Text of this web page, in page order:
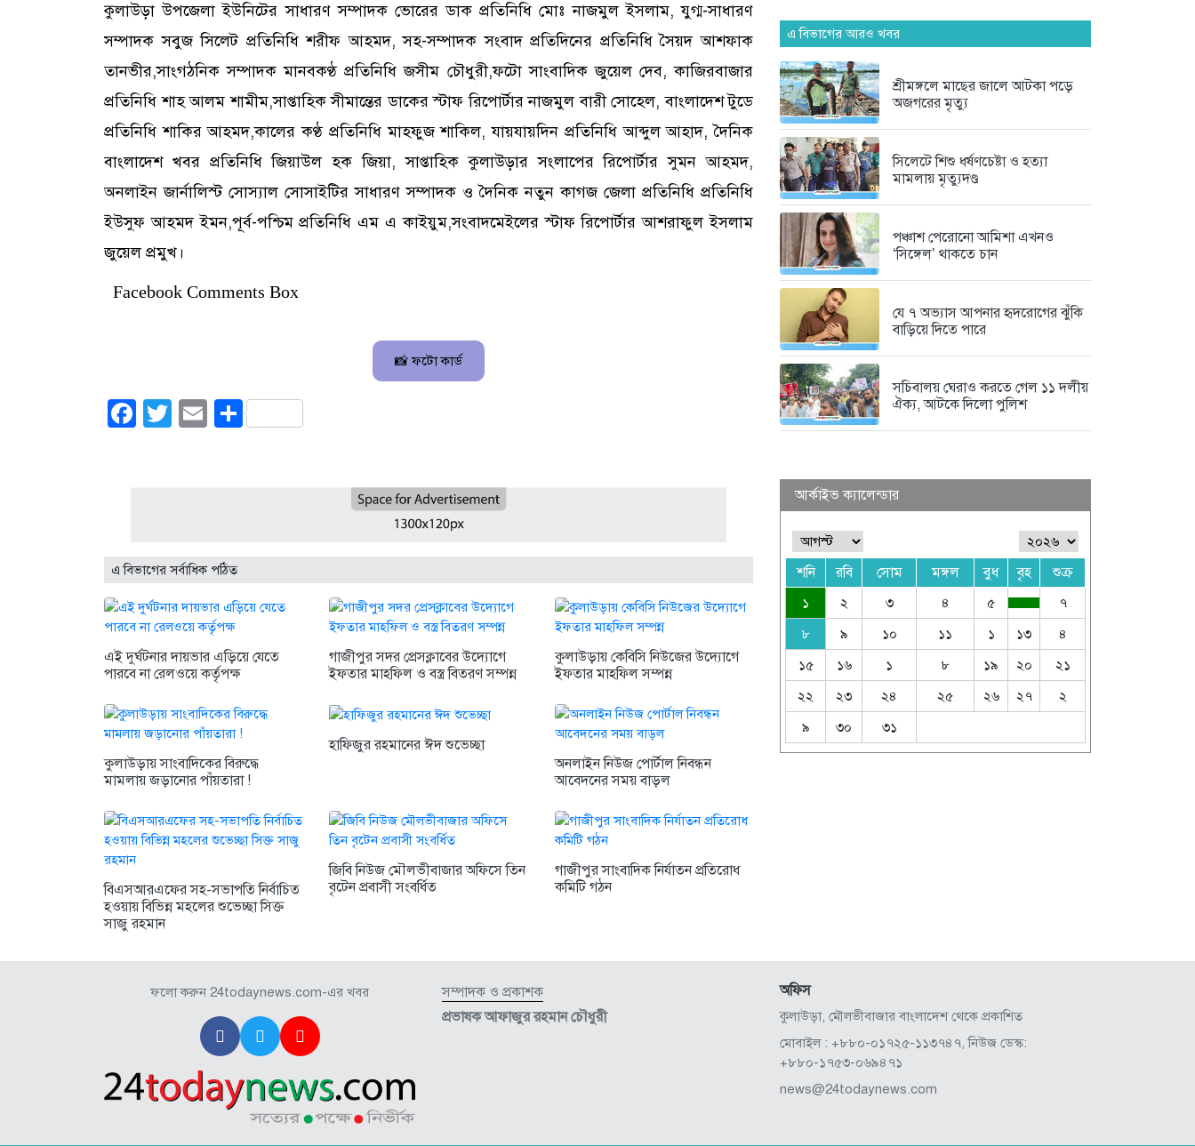
কুলাউড়া উপজেলা ইউনিটের সাধারণ সম্পাদক ভোরের ডাক প্রতিনিধি মোঃ নাজমুল ইসলাম, যুগ্ম-সাধারণ
সম্পাদক সবুজ সিলেট প্রতিনিধি শরীফ আহমদ, সহ-সম্পাদক সংবাদ প্রতিদিনের প্রতিনিধি সৈয়দ আশফাক
তানভীর,সাংগঠনিক সম্পাদক মানবকণ্ঠ প্রতিনিধি জসীম চৌধুরী,ফটো সাংবাদিক জুয়েল দেব, কাজিরবাজার
প্রতিনিধি শাহ আলম শামীম,সাপ্তাহিক সীমান্তের ডাকের স্টাফ রিপোর্টার নাজমুল বারী সোহেল, বাংলাদেশ টুডে
প্রতিনিধি শাকির আহমদ,কালের কণ্ঠ প্রতিনিধি মাহফুজ শাকিল, যায়যায়দিন প্রতিনিধি আব্দুল আহাদ, দৈনিক
বাংলাদেশ খবর প্রতিনিধি জিয়াউল হক জিয়া, সাপ্তাহিক কুলাউড়ার সংলাপের রিপোর্টার সুমন আহমদ,
অনলাইন জার্নালিস্ট সোস্যাল সোসাইটির সাধারণ সম্পাদক ও দৈনিক নতুন কাগজ জেলা প্রতিনিধি প্রতিনিধি
ইউসুফ আহমদ ইমন,পূর্ব-পশ্চিম প্রতিনিধি এম এ কাইয়ুম,সংবাদমেইলের স্টাফ রিপোর্টার আশরাফুল ইসলাম
জুয়েল প্রমুখ।
Facebook Comments Box
📸 ফটো কার্ড
Facebook
Twitter
EmailShare
এ বিভাগের সর্বাধিক পঠিত
এই দুর্ঘটনার দায়ভার এড়িয়ে যেতে
পারবে না রেলওয়ে কর্তৃপক্ষ
গাজীপুর সদর প্রেসক্লাবের উদ্যোগে
ইফতার মাহফিল ও বস্ত্র বিতরণ সম্পন্ন
কুলাউড়ায় কেবিসি নিউজের উদ্যোগে
ইফতার মাহফিল সম্পন্ন
কুলাউড়ায় সাংবাদিকের বিরুদ্ধে
মামলায় জড়ানোর পাঁয়তারা !
হাফিজুর রহমানের ঈদ শুভেচ্ছা
অনলাইন নিউজ পোর্টাল নিবন্ধন
আবেদনের সময় বাড়ল
বিএসআরএফের সহ-সভাপতি নির্বাচিত
হওয়ায় বিভিন্ন মহলের শুভেচ্ছা সিক্ত
সাজু রহমান
জিবি নিউজ মৌলভীবাজার অফিসে তিন
বৃটেন প্রবাসী সংবর্ধিত
গাজীপুর সাংবাদিক নির্যাতন প্রতিরোধ
কমিটি গঠন
দৃষ্টিশক্তির জন্য আল্লাহর কৃতজ্ঞতা
প্রকাশ...
মৌলভীবাজার জেলা তালামীযের
৬ দিন আগে
এ বিভাগের আরও খবর
শ্রীমঙ্গলে মাছের জালে আটকা পড়ে
অজগরের মৃত্যু
সিলেটে শিশু ধর্ষণচেষ্টা ও হত্যা
মামলায় মৃত্যুদণ্ড
পঞ্চাশ পেরোনো আমিশা এখনও
‘সিঙ্গেল’ থাকতে চান
যে ৭ অভ্যাস আপনার হৃদরোগের ঝুঁকি
বাড়িয়ে দিতে পারে
সচিবালয় ঘেরাও করতে গেল ১১ দলীয়
ঐক্য, আটকে দিলো পুলিশ
আর্কাইভ ক্যালেন্ডার
শনি রবি সোম মঙ্গল বুধ বৃহ শুক্র
১ ২ ৩ ৪ ৫
৭
৮
৯ ১০ ১১ ১ ১৩
৪
১৫
১৬ ১ ৮ ১৯ ২০
২১
২২
২৩ ২৪ ২৫ ২৬ ২৭
২
৯
৩০ ৩১
ফলো করুন 24todaynews.com-এর খবর
সম্পাদক ও প্রকাশক
প্রভাষক আফাজুর রহমান চৌধুরী
অফিস
কুলাউড়া, মৌলভীবাজার বাংলাদেশ থেকে প্রকাশিত
মোবাইল : +৮৮০-০১৭২৫-১১৩৭৪৭, নিউজ ডেস্ক:
+৮৮০-১৭৫৩-০৬৯৪৭১
news@24todaynews.com